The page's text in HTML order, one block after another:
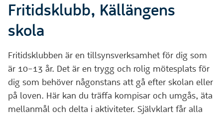
Fritidsklubb, Källängens
skola
Fritidsklubben är en tillsynsverksamhet för dig som
är 10–13 år. Det är en trygg och rolig mötesplats för
dig som behöver någonstans att gå efter skolan eller
på loven. Här kan du träffa kompisar och umgås, äta
mellanmål och delta i aktiviteter. Självklart får alla